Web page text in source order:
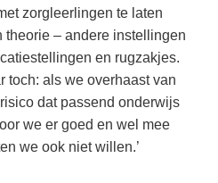
zorgleerlingen te laten
– andere instellingen
en rugzakjes.
toch: als we overhaast van
dat passend onderwijs
we er goed en wel mee
we ook niet willen.’